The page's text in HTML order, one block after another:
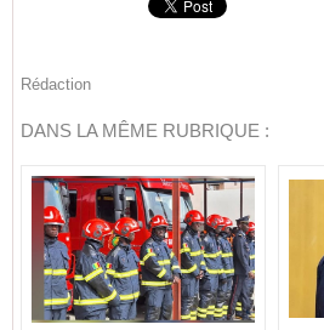
Rédaction
DANS LA MÊME RUBRIQUE :